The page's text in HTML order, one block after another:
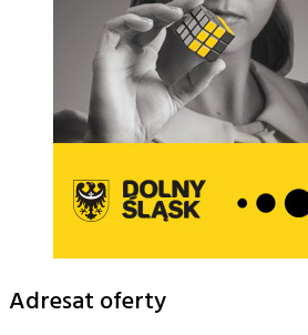
Adresat oferty